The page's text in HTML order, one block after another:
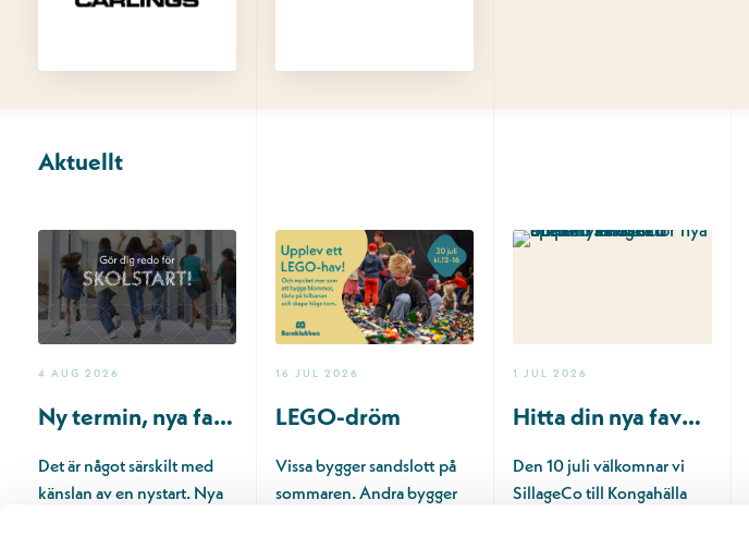
Aktuellt
4 AUG 2026
Ny termin, nya favoriter.
Det är något särskilt med
känslan av en nystart. Nya
16 JUL 2026
LEGO-dröm
Vissa bygger sandslott på
sommaren. Andra bygger
1 JUL 2026
Hitta din nya favoritdoft hos SillageCo
Den 10 juli välkomnar vi
SillageCo till Kongahälla